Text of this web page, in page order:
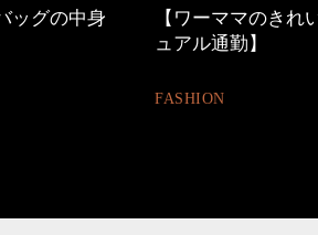
きれいめカジ
40代の小顔メイク